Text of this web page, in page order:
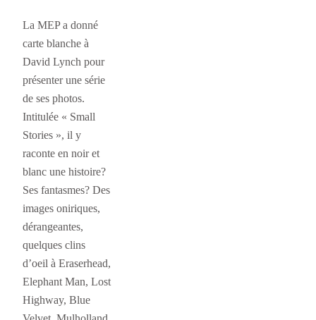
La MEP a donné
carte blanche à
David Lynch pour
présenter une série
de ses photos.
Intitulée « Small
Stories », il y
raconte en noir et
blanc une histoire?
Ses fantasmes? Des
images oniriques,
dérangeantes,
quelques clins
d’oeil à Eraserhead,
Elephant Man, Lost
Highway, Blue